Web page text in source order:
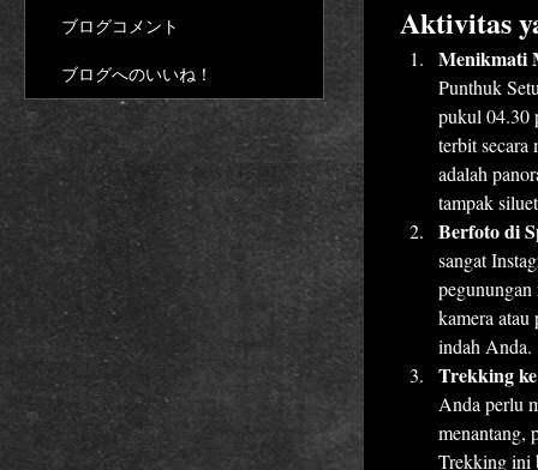
Aktivitas
Menikmati
Punthuk
pukul 04.30
terbit secara
adalah
tampak
Berfoto di
sangat
kamera
indah Anda.
Trekking
Anda perlu
menantang,
Trekking ini
ブログコメント
ブログへのいいね！